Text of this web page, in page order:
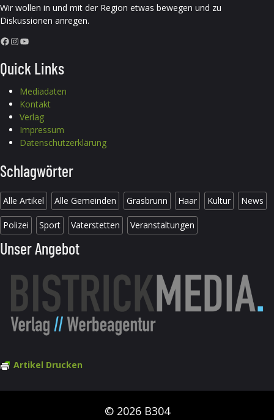
Wir wollen in und mit der Region etwas bewegen und zu
Diskussionen anregen.
Facebook InstagramYouTube
Quick Links
Mediadaten
Kontakt
Verlag
Impressum
Datenschutzerklärung
Schlagwörter
Alle Artikel Alle Gemeinden Grasbrunn Haar Kultur News
Polizei Sport Vaterstetten Veranstaltungen
Unser Angebot
Artikel Drucken
© 2026 B304